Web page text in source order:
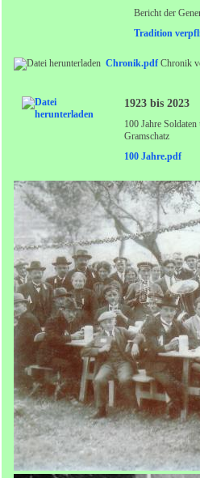
Bericht der
Tradition
Chronik.pdf Chronik
1923 bis 2023
100 Jahre
Gramschatz
100 Jahre.pdf